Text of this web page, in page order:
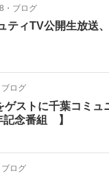
・ ブログ
ティTV公開生放送
ブログ
ゲストに千葉コミュ
記念番組 】
ブログ